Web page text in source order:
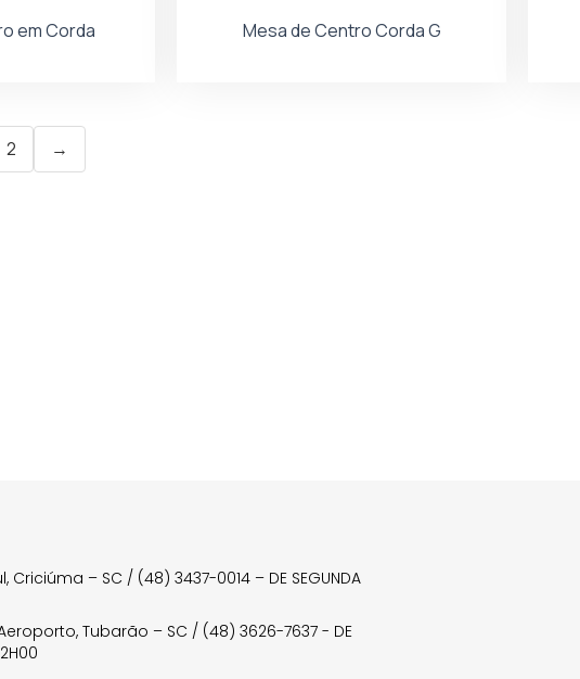
em Corda Mesa de Centro Corda G
2 →
– SC / (48) 3437-0014 – DE SEGUNDA
Tubarão – SC / (48) 3626-7637 - DE